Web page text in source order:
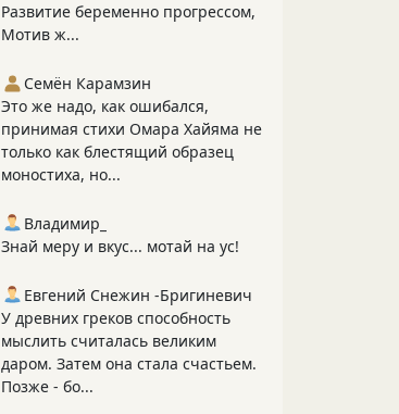
Развитие беременно прогрессом,
Мотив ж...
Семён Карамзин
Это же надо, как ошибался,
принимая стихи Омара Хайяма не
только как блестящий образец
моностиха, но...
Владимир_
Знай меру и вкус... мотай на ус!
Евгений Снежин -Бригиневич
У древних греков способность
мыслить считалась великим
даром. Затем она стала счастьем.
Позже - бо...